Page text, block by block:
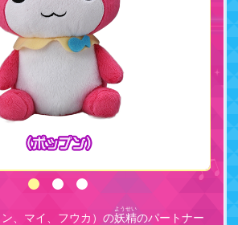
ン、マイ、フウカ）の妖精
ようせい
のパートナー